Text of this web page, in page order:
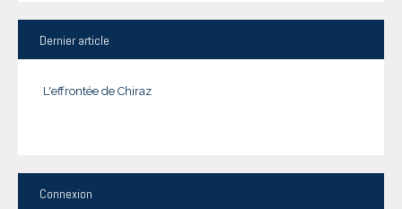
Dernier article
L'effrontée de Chiraz
Connexion